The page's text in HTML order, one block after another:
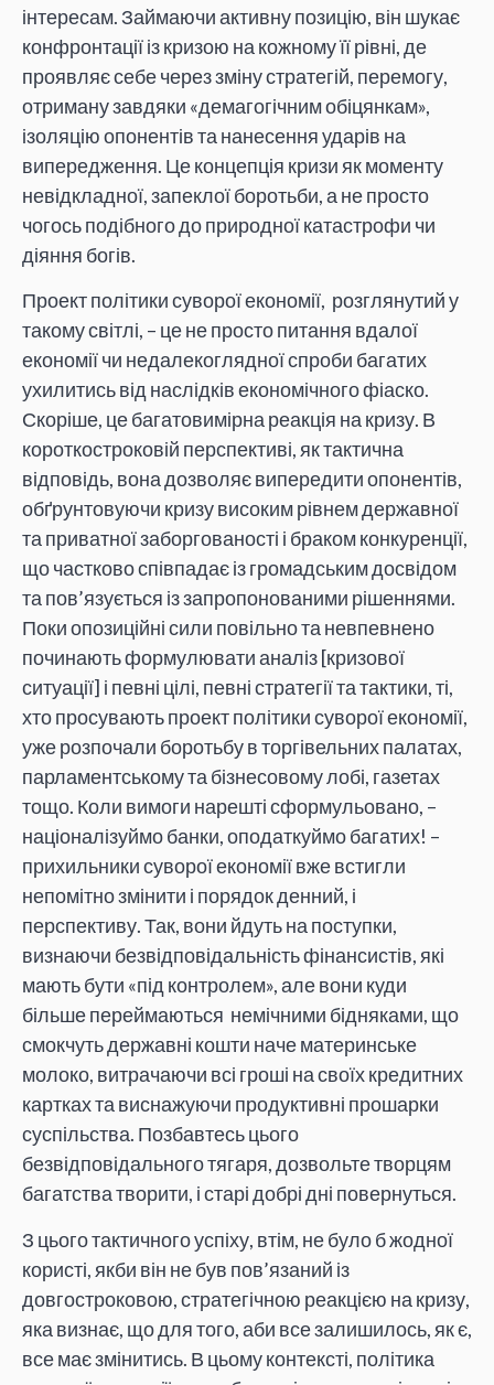
інтересам. Займаючи активну позицію, він шукає
конфронтації із кризою на кожному її рівні, де
проявляє себе через зміну стратегій, перемогу,
отриману завдяки «демагогічним обіцянкам»,
ізоляцію опонентів та нанесення ударів на
випередження. Це концепція кризи як моменту
невідкладної, запеклої боротьби, а не просто
чогось подібного до природної катастрофи чи
діяння богів.
Проект політики суворої економії, розглянутий у
такому світлі, – це не просто питання вдалої
економії чи недалекоглядної спроби багатих
ухилитись від наслідків економічного фіаско.
Скоріше, це багатовимірна реакція на кризу. В
короткостроковій перспективі, як тактична
відповідь, вона дозволяє випередити опонентів,
обґрунтовуючи кризу високим рівнем державної
та приватної заборгованості і браком конкуренції,
що частково співпадає із громадським досвідом
та пов’язується із запропонованими рішеннями.
Поки опозиційні сили повільно та невпевнено
починають формулювати аналіз [кризової
ситуації] і певні цілі, певні стратегії та тактики, ті,
хто просувають проект політики суворої економії,
уже розпочали боротьбу в торгівельних палатах,
парламентському та бізнесовому лобі, газетах
тощо. Коли вимоги нарешті сформульовано, –
націоналізуймо банки, оподаткуймо багатих! –
прихильники суворої економії вже встигли
непомітно змінити і порядок денний, і
перспективу. Так, вони йдуть на поступки,
визнаючи безвідповідальність фінансистів, які
мають бути «під контролем», але вони куди
більше переймаються немічними бідняками, що
смокчуть державні кошти наче материнське
молоко, витрачаючи всі гроші на своїх кредитних
картках та виснажуючи продуктивні прошарки
суспільства. Позбавтесь цього
безвідповідального тягаря, дозвольте творцям
багатства творити, і старі добрі дні повернуться.
З цього тактичного успіху, втім, не було б жодної
користі, якби він не був пов’язаний із
довгостроковою, стратегічною реакцією на кризу,
яка визнає, що для того, аби все залишилось, як є,
все має змінитись. В цьому контексті, політика